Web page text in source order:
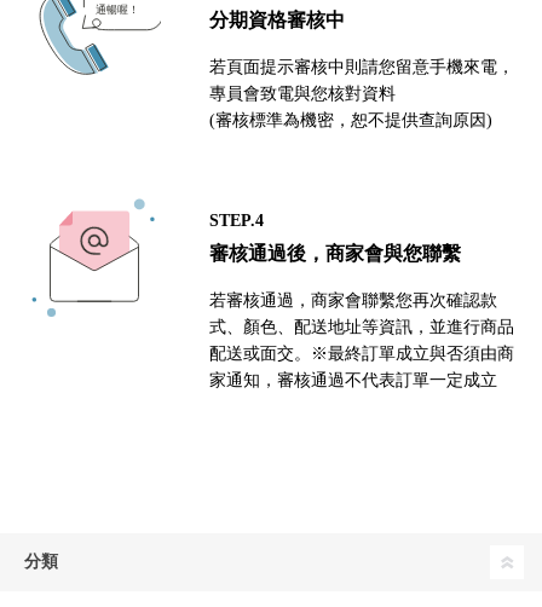
分期資格審核中
若頁面提示審核中則請您留意手機來電，
專員會致電與您核對資料
(審核標準為機密，恕不提供查詢原因)
STEP.4
審核通過後，商家會與您聯繫
若審核通過，商家會聯繫您再次確認款
式、顏色、配送地址等資訊，並進行商品
配送或面交。※最終訂單成立與否須由商
家通知，審核通過不代表訂單一定成立
分類